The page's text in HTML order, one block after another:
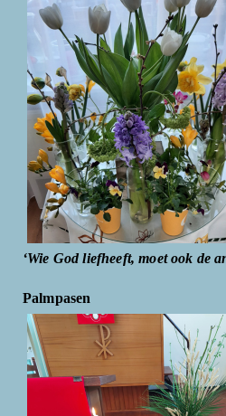
‘Wie God liefheeft, moet ook de
Palmpasen